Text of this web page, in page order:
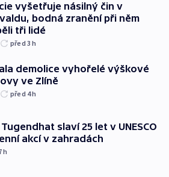
vyšetřuje násilný čin v
bodná zranění při něm
tři lidé
před 3h
demolice vyhořelé výškové
ve Zlíně
před 4h
slaví 25 let v UNESCO
akcí v zahradách
h